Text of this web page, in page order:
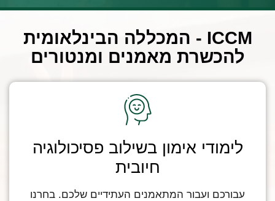
ICCM - המכללה הבינלאומית
להכשרת מאמנים ומנטורים
לימודי אימון בשילוב פסיכולוגיה
חיובית
עבורכם ועבור המתאמנים העתידיים שלכם. בחרנו